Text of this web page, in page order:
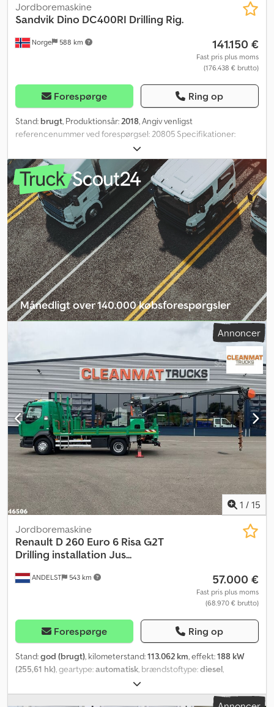
Norge 588 km
Jordboremaskine
Sandvik Dino DC400RI Drilling Rig.
141.150 €
Fast pris plus moms
(176.438 € brutto)
Forespørge Ring op
Stand: brugt, Produktionsår:2018, Angiv venligst
referencenummer ved forespørgsel: 20805 Specifikationer:
Model: 2018 Motortimer: ca. 3500 Hammer timer: ca. 19.000 Vægt:
11.100 kg Chassis (se billeder) Bæltebredde: 25 cm Totalbredde:
220 cm Stangskiftearml Ny dybdemåler Støvsuger Spil
Servicehistorik 2 skinneføringer udskiftes før salg Kan leveres
omgående Beskrivelse: Velholdt boreanlæg Sandvik DINO 400.
Riggen er fra 2018 og har ca. 3500 motortimer. Udstyret med
stangskifter og ny dybdemåler. Kan leveres straks. Egenvægt:
11.100 kg Csdpfx Aswvzrgsg Aorf Model: Dino DC400RI Borerigg =
Yderligere information = Serienummer: 4xxxx Kontakt ATS Norway
for yderligere oplysninger.
Månedligt over 140.000 købsforespørgsler
Annoncer
1 / 15
ANDELST 543 km
Jordboremaskine
Renault D 260 Euro 6 Risa G2T
Drilling installation Jus...
57.000 €
Fast pris plus moms
(68.970 € brutto)
Forespørge Ring op
Stand:god (brugt), kilometerstand:113.062 km, effekt:188 kW
(255,61 hk), geartype:automatisk, brændstoftype:diesel,
, akslekonfiguration:
første registrering:03/2019, emissionsklasse:Euro 6, affjedring: